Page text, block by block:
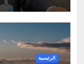
الرئيسية